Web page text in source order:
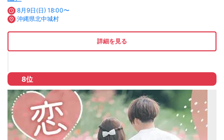
8月9日(日) 18:00〜
沖縄県北中城村
詳細を見る
8位